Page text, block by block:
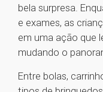
bela surpresa.
e exames, as
em uma ação que
mudando o
Entre bolas,